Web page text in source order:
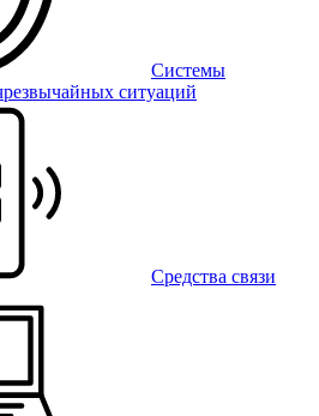
Системы
ситуаций
Средства связи